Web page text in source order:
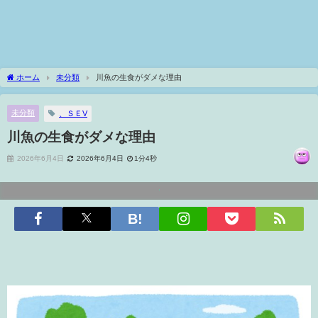
ホーム 未分類 川魚の生食がダメな理由
未分類 、ＳＥV
川魚の生食がダメな理由
2026年6月4日 2026年6月4日 1分4秒